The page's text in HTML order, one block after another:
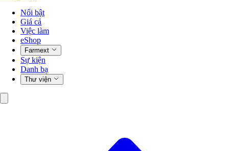
Nổi bật
Giá cả
Việc làm
eShop
Farmext
Sự kiện
Danh bạ
Thư viện